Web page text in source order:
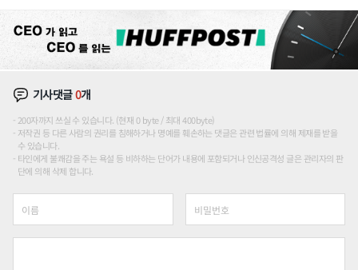
기사댓글0개
200자까지 쓰실 수 있습니다. (현재 0 byte / 최대 400byte)
저작권 등 다른 사람의 권리를 침해하거나 명예를 훼손하는 댓글은 관련 법률에 의해 제재를 받을
수 있습니다.
타인에게 불쾌감을 주는 욕설 등 비하하는 단어가 내용에 포함되거나 인신공격성 글은 관리자의 판
단에 의해 삭제 합니다.